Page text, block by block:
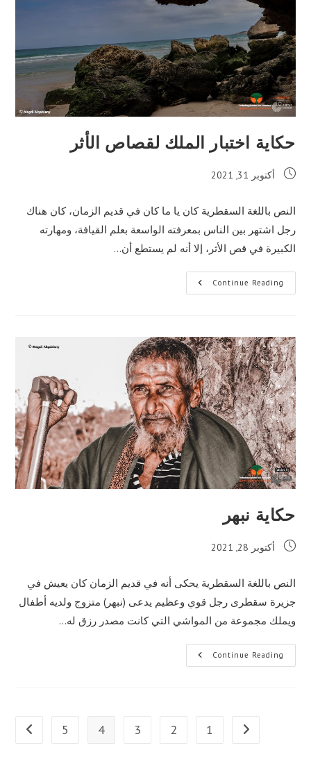
حكاية اختبار الملك لقصاص الأثر
Post
أكتوبر 31, 2021
النص باللغة السقطرية كان يا ما كان في قديم الزمان، كان هناك
رجل اشتهر بين الناس بمعرفته الواسعة بعلم القيافة، ومهارته
الكبيرة في قص الأثر، إلا أنه لم يستطع أن…
Continue Reading حكاية
اختبار
حكاية نبهر
Post
أكتوبر 28, 2021
النص باللغة السقطرية يحكى أنه في قديم الزمان كان يعيش في
جزيرة سقطرى رجل قوي وعظيم يدعى (نبهر) متزوج ولديه أطفال
ويملك مجموعة من المواشي التي كانت مصدر رزق له…
Continue Reading حكاية
نبهر
Go to the previous page
1
2
3
4
5
page